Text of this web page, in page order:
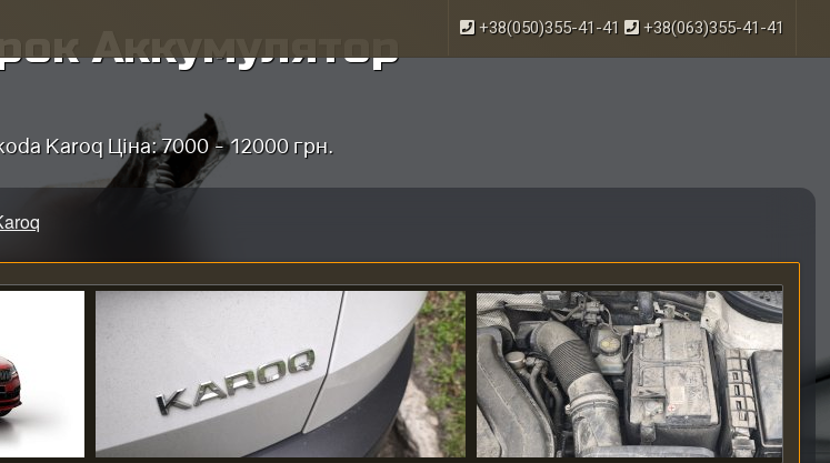
+38(050)355-41-41 +38(063)355-41-41
Аккумулятор
Karoq Ціна: 7000 - 12000 грн.